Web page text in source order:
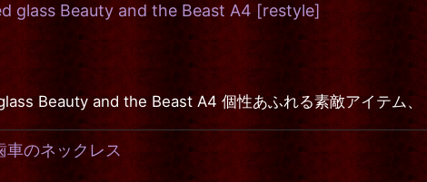
glass Beauty and the Beast A4 [restyle]
Beauty and the Beast A4 個性あふれる素敵アイテム
のネックレス